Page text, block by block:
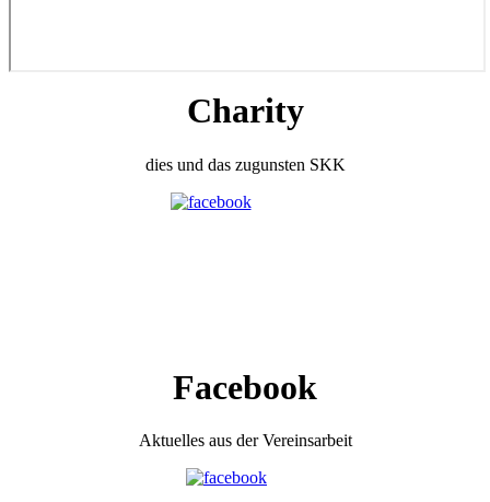
Charity
dies und das zugunsten SKK
Facebook
Aktuelles aus der Vereinsarbeit